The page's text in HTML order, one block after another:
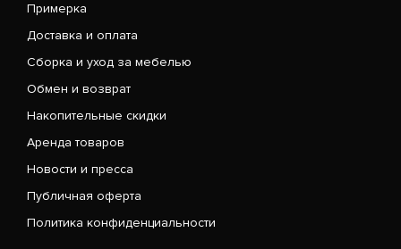
Примерка
Доставка и оплата
Сборка и уход за мебелью
Обмен и возврат
Накопительные скидки
Аренда товаров
Новости и пресса
Публичная оферта
Политика конфиденциальности